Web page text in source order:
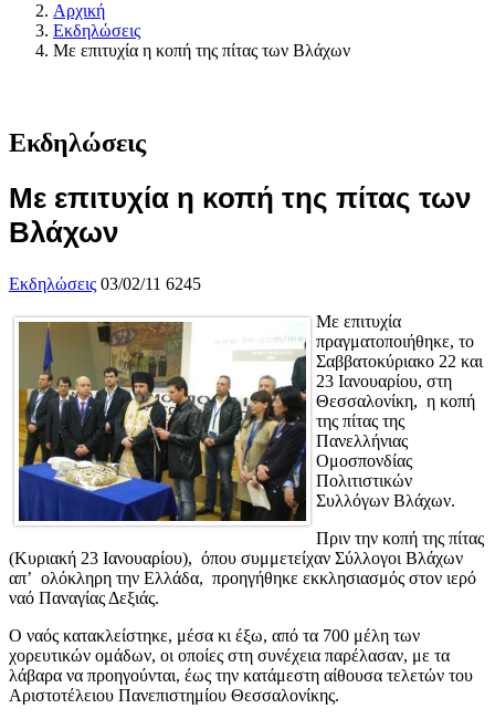
Αρχική
Εκδηλώσεις
Με επιτυχία η κοπή της πίτας των Bλάχων
Εκδηλώσεις
Με επιτυχία η κοπή της πίτας των
Bλάχων
Εκδηλώσεις 03/02/11 6245
Mε επιτυχία
πραγματοποιήθηκε, το
Σαββατοκύριακο 22 και
23 Ιανουαρίου, στη
Θεσσαλονίκη, η κοπή
της πίτας της
Πανελλήνιας
Ομοσπονδίας
Πολιτιστικών
Συλλόγων Βλάχων.
Πριν την κοπή της πίτας
(Κυριακή 23 Ιανουαρίου), όπου συμμετείχαν Σύλλογοι Βλάχων
απ’ ολόκληρη την Ελλάδα, προηγήθηκε εκκλησιασμός στον ιερό
ναό Παναγίας Δεξιάς.
Ο ναός κατακλείστηκε, μέσα κι έξω, από τα 700 μέλη των
χορευτικών ομάδων, οι οποίες στη συνέχεια παρέλασαν, με τα
λάβαρα να προηγούνται, έως την κατάμεστη αίθουσα τελετών του
Αριστοτέλειου Πανεπιστημίου Θεσσαλονίκης.